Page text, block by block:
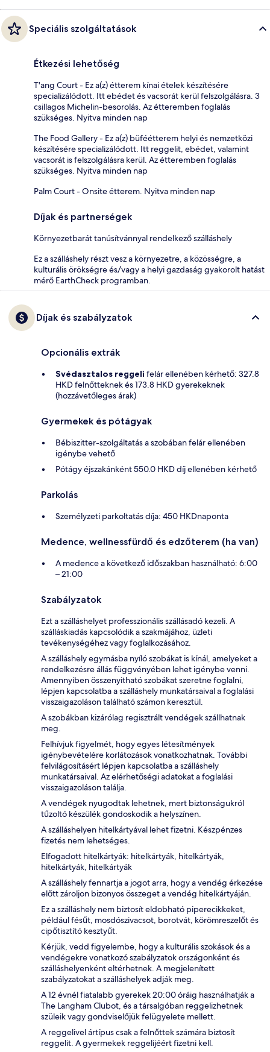
Speciális szolgáltatások
Étkezési lehetőség
T'ang Court - Ez a(z) étterem kínai ételek készítésére
specializálódott. Itt ebédet és vacsorát kerül felszolgálásra. 3
csillagos Michelin-besorolás. Az étteremben foglalás
szükséges. Nyitva minden nap
The Food Gallery - Ez a(z) büféétterem helyi és nemzetközi
készítésére specializálódott. Itt reggelit, ebédet, valamint
vacsorát is felszolgálásra kerül. Az étteremben foglalás
szükséges. Nyitva minden nap
Palm Court - Onsite étterem. Nyitva minden nap
Díjak és partnerségek
Környezetbarát tanúsítvánnyal rendelkező szálláshely
Ez a szálláshely részt vesz a környezetre, a közösségre, a
kulturális örökségre és/vagy a helyi gazdaság gyakorolt hatást
mérő EarthCheck programban.
Díjak és szabályzatok
Opcionális extrák
Svédasztalos reggeli felár ellenében kérhető: 327.8
HKD felnőtteknek és 173.8 HKD gyerekeknek
(hozzávetőleges árak)
Gyermekek és pótágyak
Bébiszitter-szolgáltatás a szobában felár ellenében
igénybe vehető
Pótágy éjszakánként 550.0 HKD díj ellenében kérhető
Parkolás
Személyzeti parkoltatás díja: 450 HKDnaponta
Medence, wellnessfürdő és edzőterem (ha van)
A medence a következő időszakban használható: 6:00
– 21:00
Szabályzatok
Ezt a szálláshelyet professzionális szállásadó kezeli. A
szálláskiadás kapcsolódik a szakmájához, üzleti
tevékenységéhez vagy foglalkozásához.
A szálláshely egymásba nyíló szobákat is kínál, amelyeket a
rendelkezésre állás függvényében lehet igénybe venni.
Amennyiben összenyitható szobákat szeretne foglalni,
lépjen kapcsolatba a szálláshely munkatársaival a foglalási
visszaigazoláson található számon keresztül.
A szobákban kizárólag regisztrált vendégek szállhatnak
meg.
Felhívjuk figyelmét, hogy egyes létesítmények
igénybevételére korlátozások vonatkozhatnak. További
felvilágosításért lépjen kapcsolatba a szálláshely
munkatársaival. Az elérhetőségi adatokat a foglalási
visszaigazoláson találja.
A vendégek nyugodtak lehetnek, mert biztonságukról
tűzoltó készülék gondoskodik a helyszínen.
A szálláshelyen hitelkártyával lehet fizetni. Készpénzes
fizetés nem lehetséges.
Elfogadott hitelkártyák: hitelkártyák, hitelkártyák,
hitelkártyák, hitelkártyák
A szálláshely fennartja a jogot arra, hogy a vendég érkezése
előtt zároljon bizonyos összeget a vendég hitelkártyáján.
Ez a szálláshely nem biztosít eldobható piperecikkeket,
például fésűt, mosdószivacsot, borotvát, körömreszelőt és
cipőtisztító kesztyűt.
Kérjük, vedd figyelembe, hogy a kulturális szokások és a
vendégekre vonatkozó szabályzatok országonként és
szálláshelyenként eltérhetnek. A megjelenített
szabályzatokat a szálláshelyek adják meg.
A 12 évnél fiatalabb gyerekek 20:00 óráig használhatják a
The Langham Clubot, és a társalgóban reggelizhetnek
szüleik vagy gondviselőjük felügyelete mellett.
A reggelivel ártípus csak a felnőttek számára biztosít
reggelit. A gyermekek reggelijéért fizetni kell.